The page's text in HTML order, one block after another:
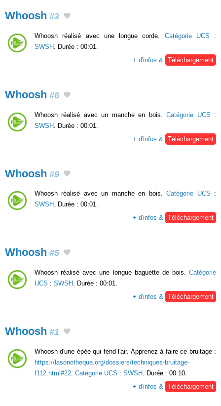
Whoosh #3
Whoosh réalisé avec une longue corde. Catégorie UCS :
SWSH
. Durée : 00:01.
+ d'infos &
Téléchargement
Whoosh #6
Whoosh réalisé avec un manche en bois.Catégorie UCS :
SWSH . Durée : 00:01.
+ d'infos &
Téléchargement
Whoosh #9
Whoosh réalisé avec un manche en bois.Catégorie UCS :
SWSH . Durée : 00:01.
+ d'infos & Téléchargement
Whoosh #5
Whoosh réalisé avec une longue baguette de bois. Catégorie
UCS : SWSH
. Durée : 00:01.
+ d'infos &
Téléchargement
Whoosh #1
Whoosh d'une épée qui fend l'air. Apprenez à faire ce bruitage :
https://lasonotheque.org/dossiers/techniques-bruitage-
f112.html#22 Catégorie UCS : SWSH . Durée : 00:10.
+ d'infos &
Téléchargement